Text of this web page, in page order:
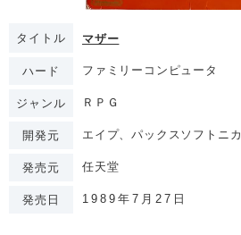
タイトル マザー
ハード ファミリーコンピュータ
ジャンル ＲＰＧ
開発元 エイプ、パックスソフトニカ
発売元 任天堂
発売日 1989年7月27日